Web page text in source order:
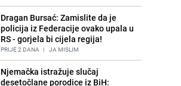
Dragan Bursać: Zamislite da je
policija iz Federacije ovako upala u
RS - gorjela bi cijela regija!
PRIJE 2 DANA | JA MISLIM
Njemačka istražuje slučaj
desetočlane porodice iz BiH: